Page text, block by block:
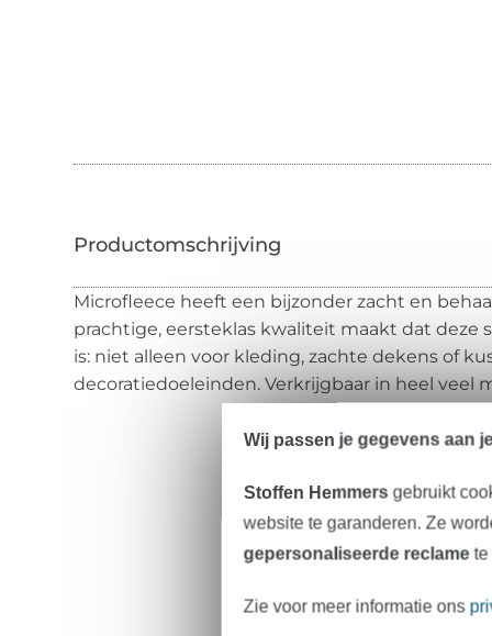
Microfleece heeft een bijzonder zacht en
prachtige, eersteklas kwaliteit maakt dat deze
is: niet alleen voor kleding, zachte dekens of
decoratiedoeleinden. Verkrijgbaar in heel veel
Wij passen je gegevens aan
Stoffen Hemmers gebruikt
website te garanderen. Ze
gepersonaliseerde reclamete
Zie voor meer informatie ons